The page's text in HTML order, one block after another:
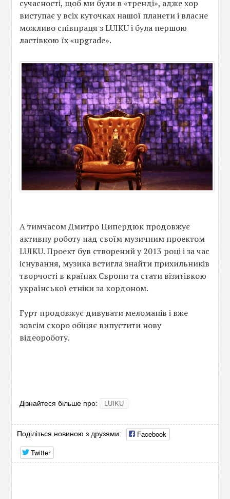
сучасності, щоб ми були в «тренді», адже хор
виступає у всіх куточках нашої планети і власне
можливо співпраця з LUIKU і була першою
ластівкою їх «upgrade».
А тимчасом Дмитро Ципердюк продовжує
активну роботу над своїм музичним проектом
LUIKU. Проект був створений у 2013 році і за час
існування, музика встигла знайти прихильників
творчості в країнах Європи та стати візитівкою
української етніки за кордоном.
Гурт продовжує дивувати меломанів і вже
зовсім скоро обіцяє випустити нову
відеороботу.
Дізнайтеся більше про: LUIKU
Поділіться новиною з друзями:
Facebook
Twitter